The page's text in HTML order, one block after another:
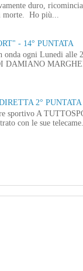
duro,
morte. Ho più...
- 14° PUNTATA
onda ogni Lunedi alle
DAMIANO
2° PUNTATA
sportivo A
con le sue